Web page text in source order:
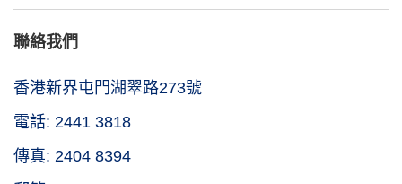
聯絡我們
香港新界屯門湖翠路273號
電話: 2441 3818
傳真: 2404 8394